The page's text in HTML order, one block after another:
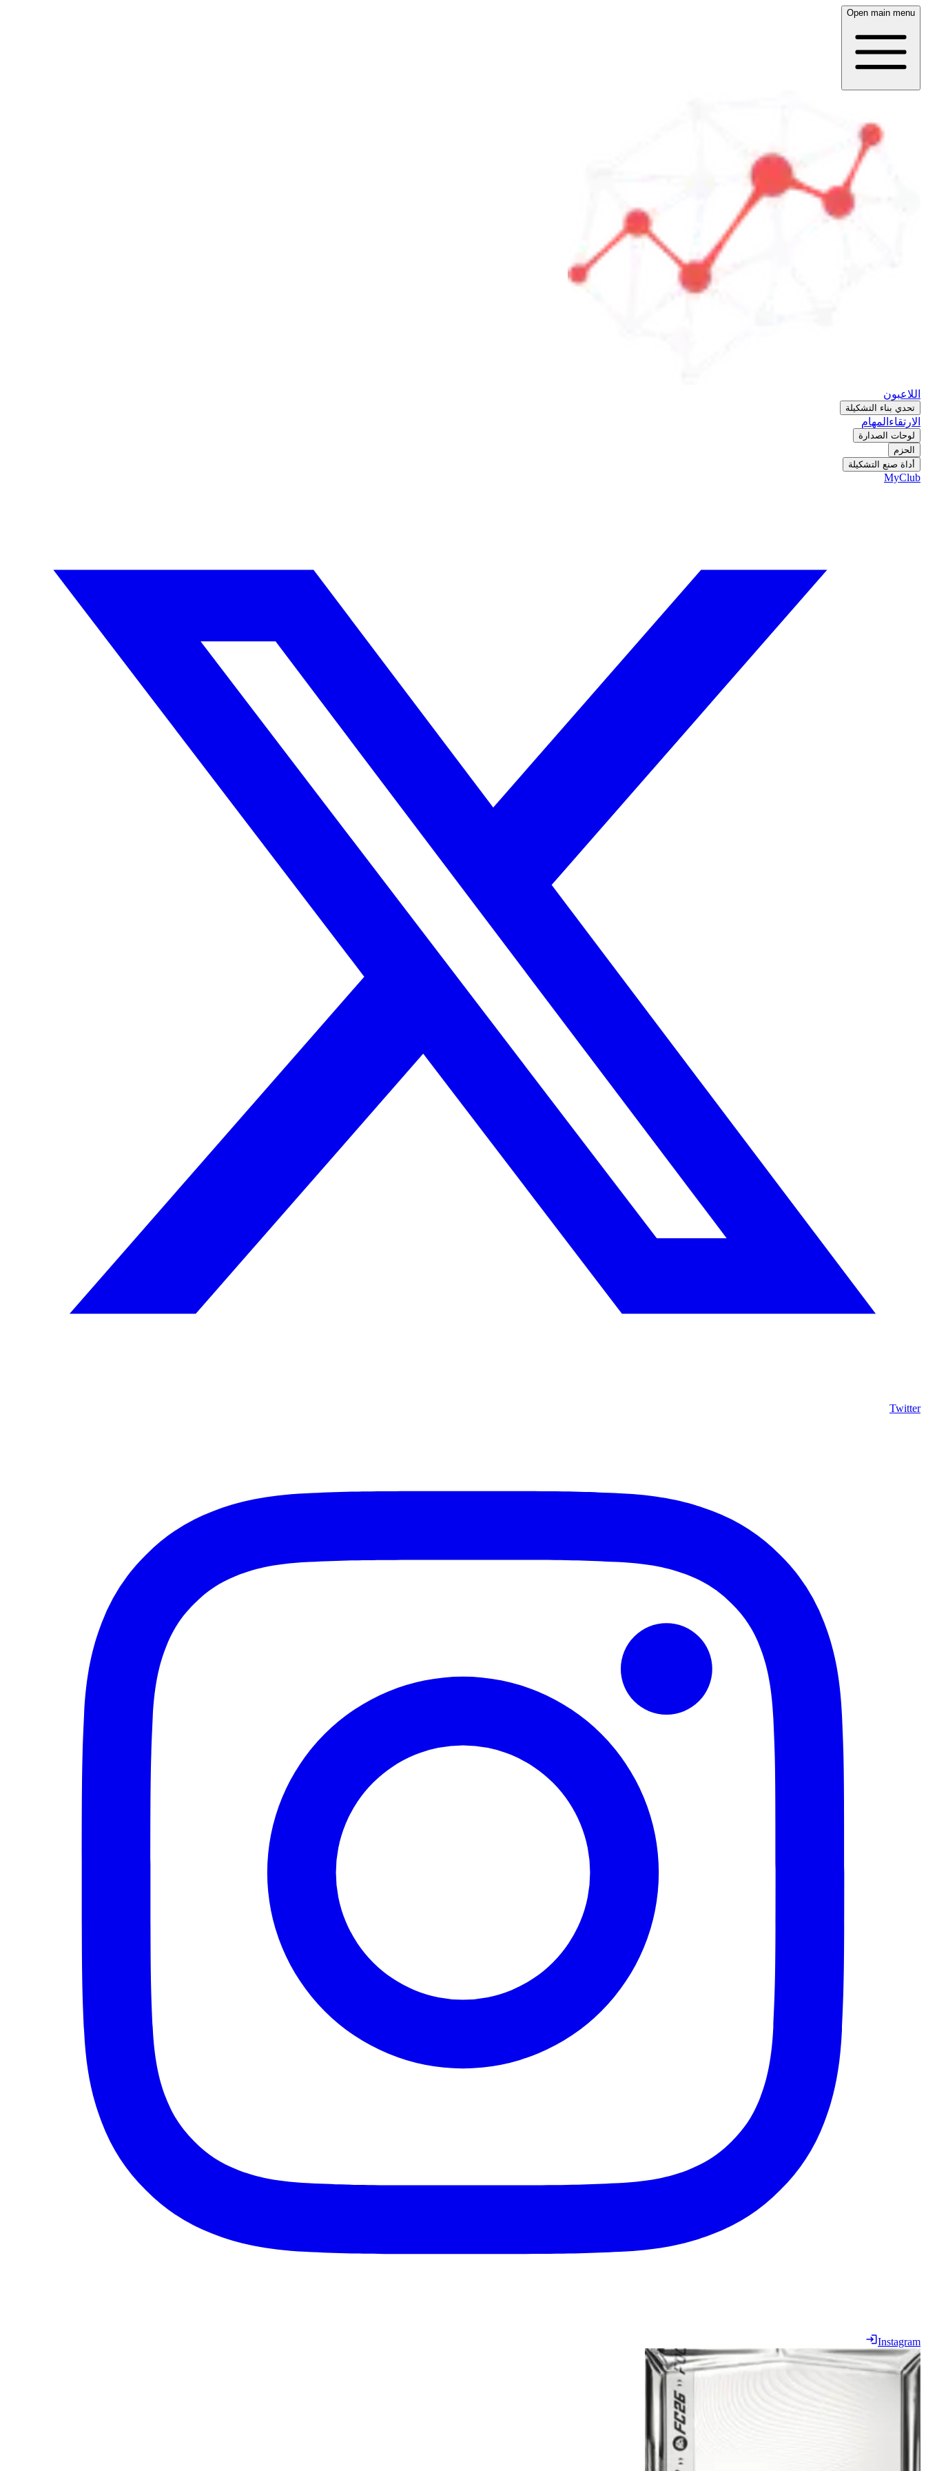
Open main menu
اللاعبون
تحدي بناء التشكيلة
الارتقاء المهام
لوحات الصدارة
الحزم
أداة صنع التشكيلة
MyClub
Twitter
Instagram